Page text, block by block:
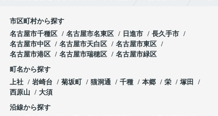
市区町村から探す
名古屋市千種区
名古屋市名東区 日進市
長久手市
名古屋市中区
名古屋市天白区
名古屋市東区
名古屋市港区
名古屋市瑞穂区 名古屋市緑区
町名から探す
上社
岩崎台 菊坂町 猫洞通 千種 本郷 栄
塚田
西原山
大須
沿線から探す